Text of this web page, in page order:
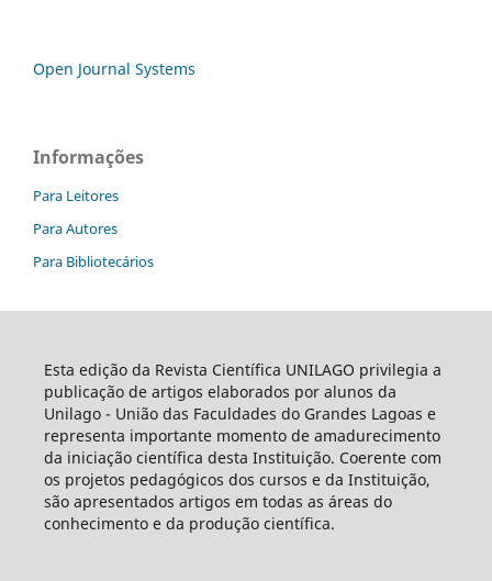
Open Journal Systems
Informações
Para Leitores
Para Autores
Para Bibliotecários
Esta edição da Revista Científica UNILAGO privilegia a
publicação de artigos elaborados por alunos da
Unilago - União das Faculdades do Grandes Lagoas e
representa importante momento de amadurecimento
da iniciação científica desta Instituição. Coerente com
os projetos pedagógicos dos cursos e da Instituição,
são apresentados artigos em todas as áreas do
conhecimento e da produção científica.